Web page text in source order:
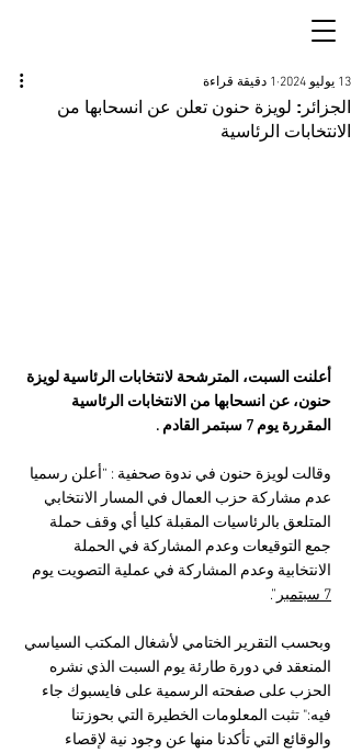
الجزائر: لويزة حنون تعلن عن انسحابها من
الانتخابات الرئاسية
13 يوليو 2024 1 دقيقة قراءة
أعلنت السبت، المترشحة لانتخابات الرئاسية لويزة
حنون، عن انسحابها من الانتخابات الرئاسية
المقررة يوم 7 سبتمر القادم .
وقالت لويزة حنون في ندوة صحفية : “أعلن رسميا
عدم مشاركة حزب العمال في المسار الانتخابي
المتلعق بالرئاسيات المقبلة كليا أي وقف حملة
جمع التوقيعات وعدم المشاركة في الحملة
الانتخابية وعدم المشاركة في عملية التصويت يوم
7 سبتمبر
”.
وبحسب التقرير الختامي لأشغال المكتب السياسي
المنعقد في دورة طارئة يوم السبت الذي نشره
الحزب على صفحته الرسمية على فايسبوك جاء
فيه:" تثبت المعلومات الخطيرة التي بحوزتنا
والوقائع التي تأكدنا منها عن وجود نية لإقصاء